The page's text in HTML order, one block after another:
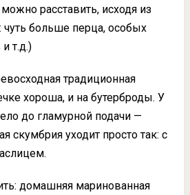
расставить, исходя из
чуть больше перца, особых
т.д.)
традиционная
хороша, и на бутерброды. У
до гламурной подачи —
скумбрия уходит просто так: с
домашняя маринованная